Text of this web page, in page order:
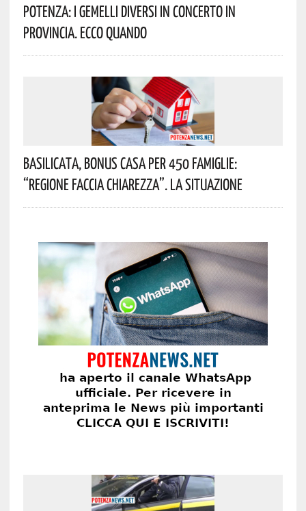
Potenza: I Gemelli DiVersi In Concerto In
Provincia. Ecco Quando
Basilicata, Bonus Casa Per 450 Famiglie:
“Regione Faccia Chiarezza”. La Situazione